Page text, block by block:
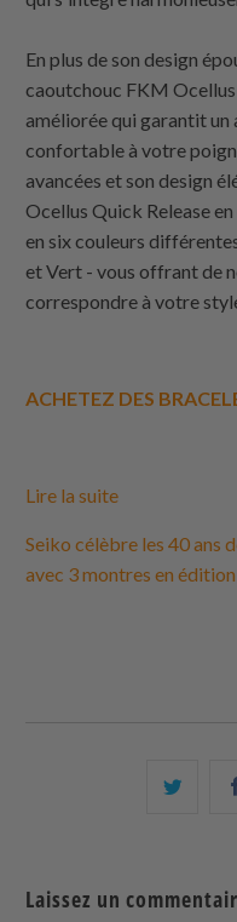
En plus de son design
caoutchouc FKM
améliorée qui garantit un
confortable à votre
avancées et son design
Ocellus Quick Release
en six couleurs
et Vert - vous offrant de
correspondre à votre
ACHETEZ DES
Lire la suite
Seiko célèbre les 40 ans
avec 3 montres en
Laissez un